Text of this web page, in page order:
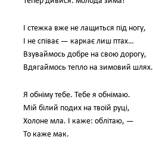
І стежка вже не лащиться під ногу,
І не співає — каркає лиш птах…
Взуваймось добре на свою дорогу,
Вдягаймось тепло на зимовий шлях.
Я обніму тебе. Тебе я обнімаю.
Мій білий подих на твоїй руці,
Холоне мла. І каже: облітаю, —
То каже мак.